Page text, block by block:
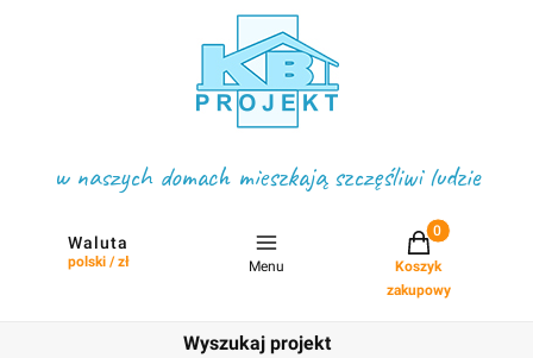
w naszych domach mieszkają szczęśliwi ludzie
Waluta
polski / zł Menu
Projekty w
Koszyk
zakupowy
Wyszukaj projekt